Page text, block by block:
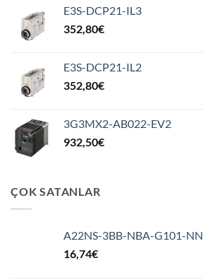
E3S-DCP21-IL3
352,80€
E3S-DCP21-IL2
352,80€
3G3MX2-AB022-EV2
932,50€
ÇOK SATANLAR
A22NS-3BB-NBA-G101-NN
16,74€